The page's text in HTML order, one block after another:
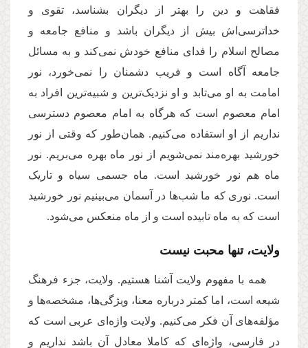
فقاهت و دین را بهتر از دیگران بشناسد، تقوی و
خداترسی‌اش بیش از دیگران باشد و منافع جامعه و
مصالح اسلام را فدای منافع خودش نمی‌‌کند و به مسائل
جامعه آگاه است و فریب دشمنان را نمی‌‌خورد، نور
امامت به او می‌‌تابد و او نزدیک‌ترین و شبیه‌‌ترین افراد به
امام معصوم است که هرگاه به امام معصوم دسترسی
نداریم از او استفاده می‌‌کنیم. همان‌طور که وقتی از نور
خورشید بهره‌‌مند نمی‌‌شویم از نور ماه بهره‌‌ می‌بریم. نور
ماه هم نور خورشید است. ماه جسمی سیاه و تاریک
است. نوری که ما شب‌ها در آسمان می‌‌بینیم نور خورشید
است که به ماه تابیده است و از ماه منعکس می‌‌شود.
ولایت، تنها محبت نیست
همه با مفهوم ولایت آشنا هستیم. ولایت، جزء فرهنگ
شیعه است، اما کمتر درباره‌‌ معنا، ویژگی‌ها، مشخصه‌ها و
مؤلفه‌های آن فکر می‌‌کنیم. ولایت واژه‌ای عربی است که
در فارسی، واژه‌‌ای که کاملا معادل آن باشد نداریم و